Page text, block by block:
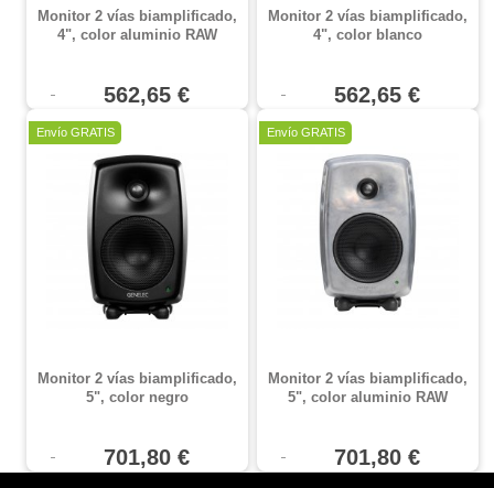
Monitor 2 vías biamplificado,
4", color aluminio RAW
562,65 €
Monitor 2 vías biamplificado,
4", color blanco
562,65 €
Monitor 2 vías biamplificado,
5", color negro
701,80 €
Envío GRATIS
Monitor 2 vías biamplificado,
5", color aluminio RAW
701,80 €
Envío GRATIS